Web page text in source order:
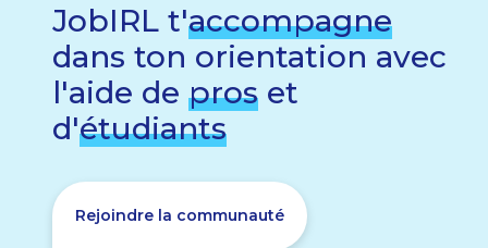
JobIRL t'accompagne
dans ton orientation avec
l'aide de pros et
d'étudiants
Rejoindre la communauté